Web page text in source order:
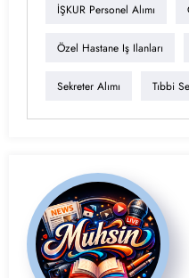
İŞKUR Personel Alımı
Özel Hastane Iş Ilanları
Sekreter Alımı Tıbbi